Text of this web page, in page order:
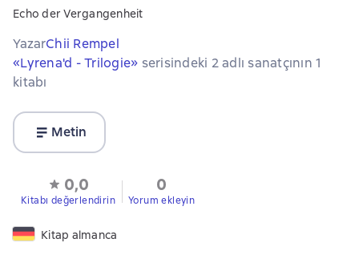
Echo der Vergangenheit
YazarChii Rempel
«Lyrena'd - Trilogie» serisindeki 2 adlı sanatçının 1
kitabı
Metin
0,0
Kitabı değerlendirin
0
Yorum ekleyin
Kitap almanca